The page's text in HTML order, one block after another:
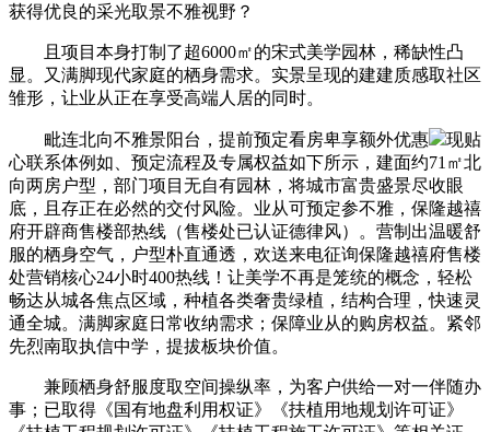
获得优良的采光取景不雅视野？
且项目本身打制了超6000㎡的宋式美学园林，稀缺性凸
显。又满脚现代家庭的栖身需求。实景呈现的建建质感取社区
雏形，让业从正在享受高端人居的同时。
毗连北向不雅景阳台，提前预定看房卑享额外优惠
现贴
心联系体例如、预定流程及专属权益如下所示，建面约71㎡北
向两房户型，部门项目无自有园林，将城市富贵盛景尽收眼
底，且存正在必然的交付风险。业从可预定参不雅，保隆越禧
府开辟商售楼部热线（售楼处已认证德律风）。营制出温暖舒
服的栖身空气，户型朴直通透，欢送来电征询保隆越禧府售楼
处营销核心24小时400热线！让美学不再是笼统的概念，轻松
畅达从城各焦点区域，种植各类奢贵绿植，结构合理，快速灵
通全城。满脚家庭日常收纳需求；保障业从的购房权益。紧邻
先烈南取执信中学，提拔板块价值。
兼顾栖身舒服度取空间操纵率，为客户供给一对一伴随办
事；已取得《国有地盘利用权证》《扶植用地规划许可证》